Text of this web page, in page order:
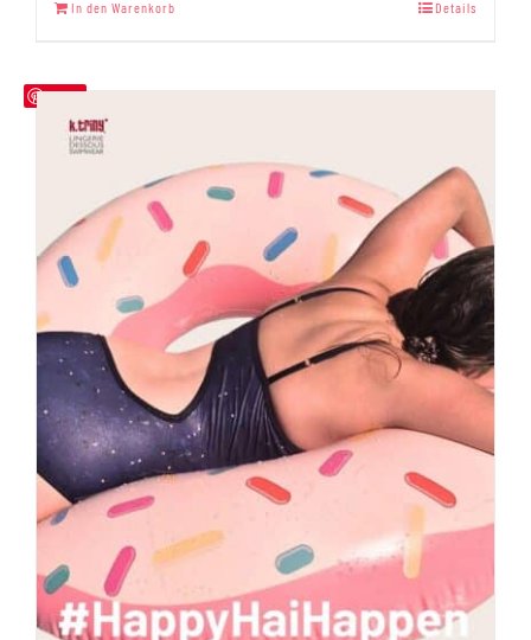
In den Warenkorb Details
Save